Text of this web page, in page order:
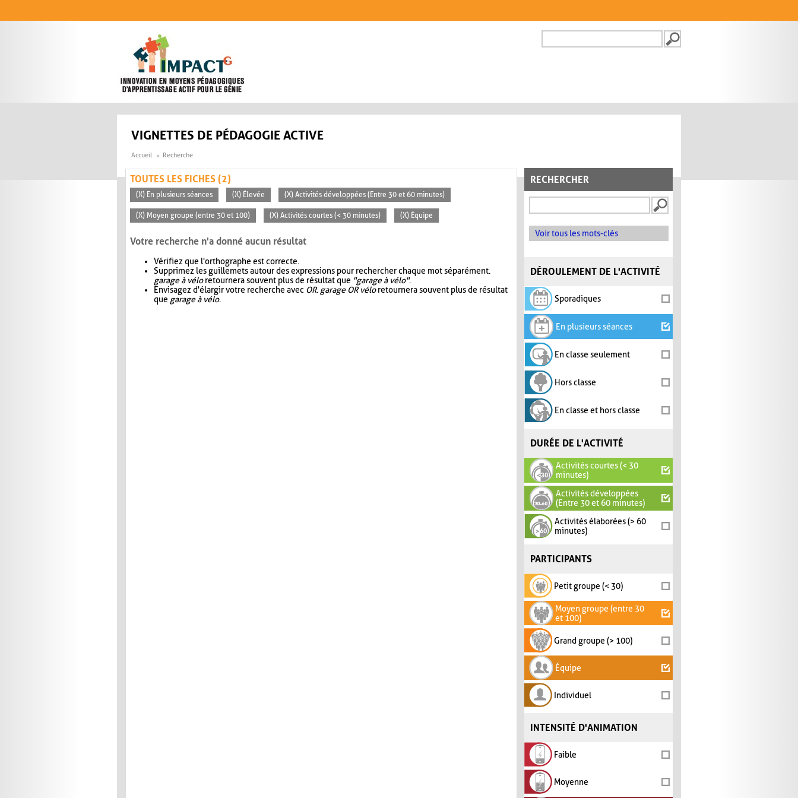
FORMULAIRE DE
VIGNETTES DE PÉDAGOGIE ACTIVE
Accueil Recherche
RECHERCHER
Voir tous les mots-clés
DÉROULEMENT DE L'ACTIVITÉ
Sporadiques
En plusieurs séances
En classe seulement
Hors classe
En classe et hors classe
DURÉE DE L'ACTIVITÉ
Activités courtes (< 30
minutes)
Activités développées
(Entre 30 et 60 minutes)
Activités élaborées (> 60
minutes)
PARTICIPANTS
Petit groupe (< 30)
Moyen groupe (entre 30
et 100)
Grand groupe (> 100)
Équipe
Individuel
INTENSITÉ D'ANIMATION
Faible
Moyenne
TOUTES LES FICHES (2)
(X) En plusieurs séances (X) Élevée (X) Activités développées (Entre 30 et 60 minutes)
(X) Moyen groupe (entre 30 et 100) (X) Activités courtes (< 30 minutes) (X) Équipe
Votre recherche n'a donné aucun résultat
Vérifiez que l'orthographe est correcte.
Supprimez les guillemets autour des expressions pour rechercher chaque mot séparément.
garage à véloretournera souvent plus de résultat que "garage à vélo".
Envisagez d'élargir votre recherche avec OR. garage OR véloretournera souvent plus de résultat
que garage à vélo.